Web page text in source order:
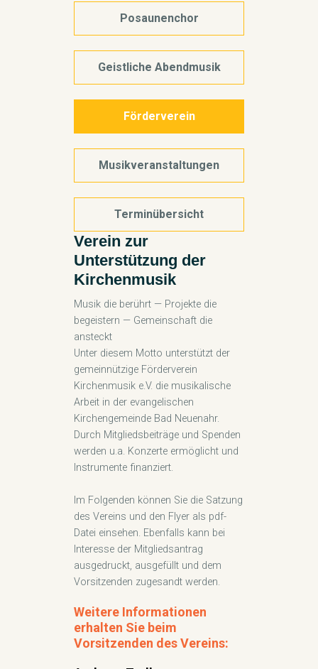
Posaunenchor
Geistliche Abendmusik
Förderverein
Musikveranstaltungen
Terminübersicht
Verein zur
Unterstützung der
Kirchenmusik
Musik die berührt — Projekte die
begeistern — Gemeinschaft die
ansteckt
Unter diesem Motto unterstützt der
gemeinnützige Förderverein
Kirchenmusik e.V. die musikalische
Arbeit in der evangelischen
Kirchengemeinde Bad Neuenahr.
Durch Mitgliedsbeiträge und Spenden
werden u.a. Konzerte ermöglicht und
Instrumente finanziert.
Im Folgenden können Sie die Satzung
des Vereins und den Flyer als pdf-
Datei einsehen. Ebenfalls kann bei
Interesse der Mitgliedsantrag
ausgedruckt, ausgefüllt und dem
Vorsitzenden zugesandt werden.
Weitere Informationen
erhalten Sie beim
Vorsitzenden des Vereins: